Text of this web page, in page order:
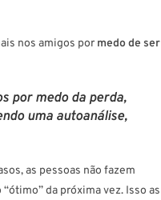
nos amigos por medo de ser
pormedo da perda,
uma autoanálise,
as pessoas não fazem
da próxima vez. Isso as